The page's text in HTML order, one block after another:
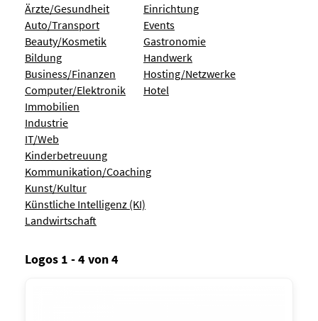
Ärzte/Gesundheit
Auto/Transport
Beauty/Kosmetik
Bildung
Business/Finanzen
Computer/Elektronik
Einrichtung
Events
Gastronomie
Handwerk
Hosting/Netzwerke
Hotel
Immobilien
Industrie
IT/Web
Kinderbetreuung
Kommunikation/Coaching
Kunst/Kultur
Künstliche Intelligenz (KI)
Landwirtschaft
Logos 1 - 4 von 4